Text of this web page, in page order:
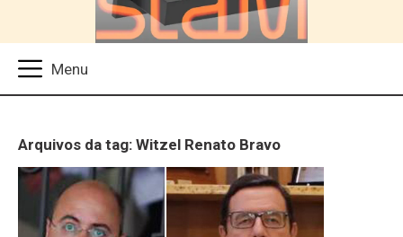
Arquivos da tag: Witzel Renato Bravo